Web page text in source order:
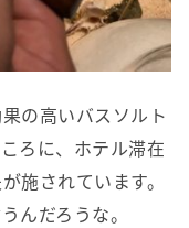
の高いバスソルト
ろに、ホテル滞在
施されています。
んだろうな。